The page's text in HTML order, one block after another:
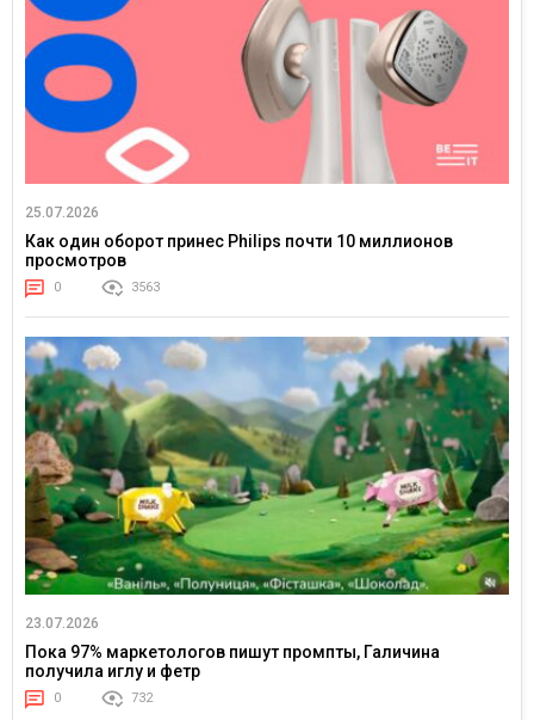
25.07.2026
Как один оборот принес Philips почти 10 миллионов
просмотров
0 3563
23.07.2026
Пока 97% маркетологов пишут промпты, Галичина
получила иглу и фетр
0 732